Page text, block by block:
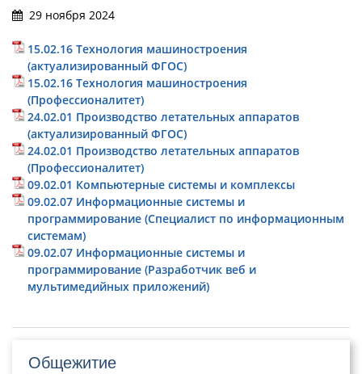
29 ноября 2024
15.02.16 Технология машиностроения
(актуализированный ФГОС)
15.02.16 Технология машиностроения
(Профессионалитет)
24.02.01 Производство летательных аппаратов
(актуализированный ФГОС)
24.02.01 Производство летательных аппаратов
(Профессионалитет)
09.02.01 Компьютерные системы и комплексы
09.02.07 Информационные системы и
программирование (Специалист по информационным
системам)
09.02.07 Информационные системы и
программирование (Разработчик веб и
мультимедийных приложений)
Общежитие